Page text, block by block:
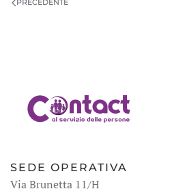
PRECEDENTE
SEDE OPERATIVA
Via Brunetta 11/H